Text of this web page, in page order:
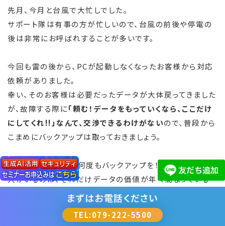
まずはお電話ください
TEL:079-222-5500
先月、今月と台風で大忙しでした。
サポート隊は有事の方が忙しいので、台風の前後や停電の
後は非常にお呼ばれすることが多いです。
今回も雷の後から、PCが起動しなくなったお客様から対応
依頼がありました。
幸い、そのお客様は必要だったデータが大体戻ってきました
が、故障する際に「頼む！データをもっていくなら、ここだけ
にしてくれ!!」なんて、交渉できるわけがないので、普段から
こまめにバックアップは取っておきましょう。
このブログでも月に何度もバックアップを！ と記事を書く
人がいるのは、それだけデータの価値が年々高まっている
からだと私は思います。
そして、最近のパソコンに搭載されているSSDという部品
が、高速に動く代わりに、一度データが消えてしまったら”復